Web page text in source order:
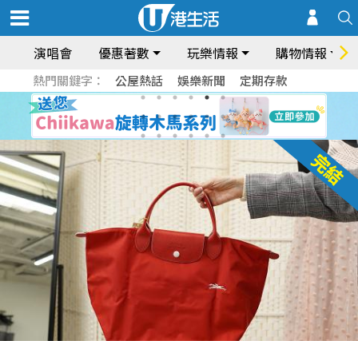
演唱會 優惠著數 玩樂情報 購物情報
熱門關鍵字： 公屋熱話 娛樂新聞 定期存款